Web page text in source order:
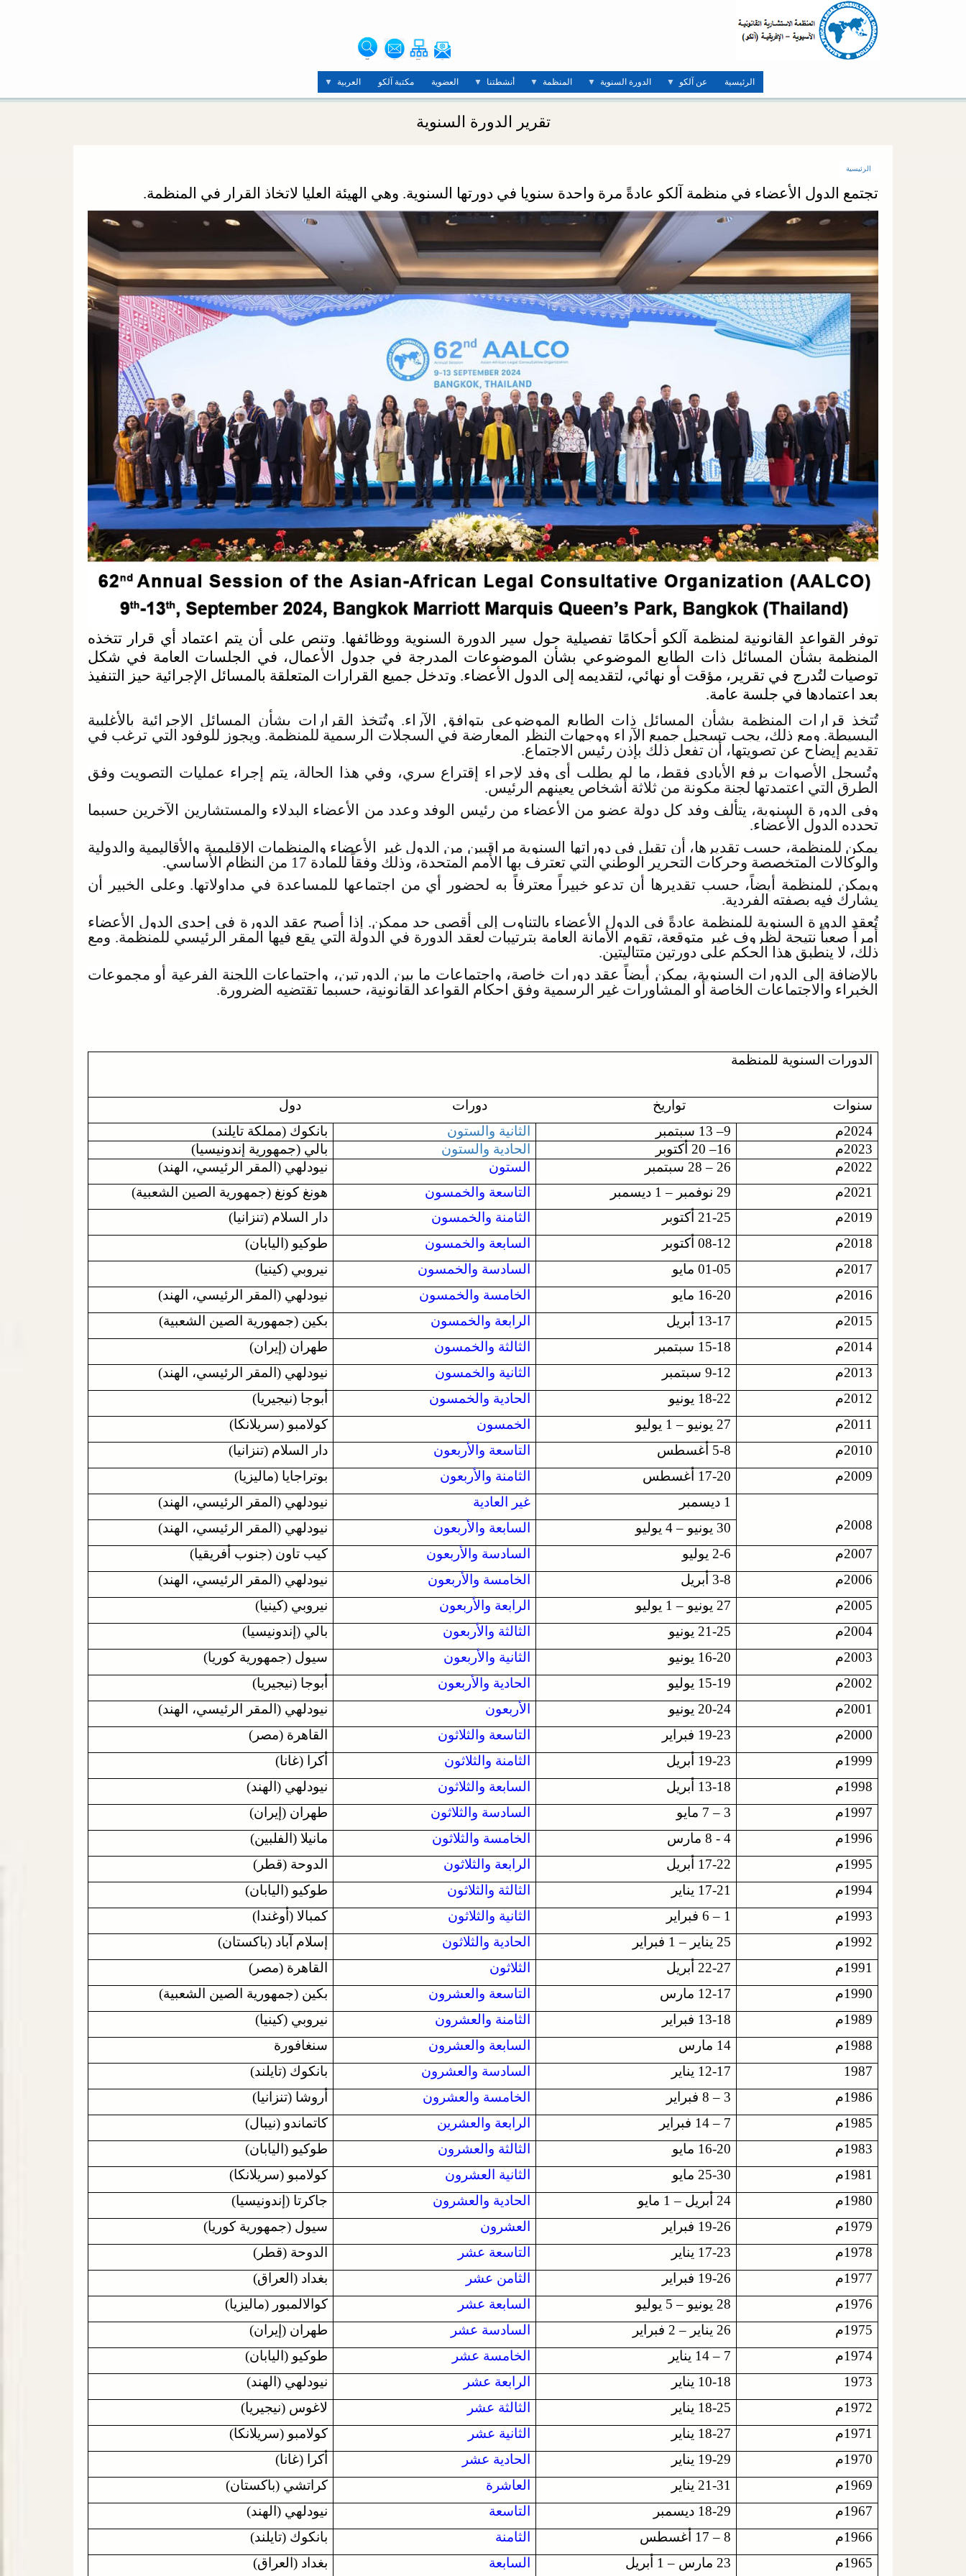
الرئيسية عن آلكو الدورة السنوية المنظمة أنشطتنا العضوية مكتبة آلكو العربية
تقرير الدورة السنوية
الرئيسية
تجتمع الدول الأعضاء في منظمة آلكو عادةً مرة واحدة سنويا في دورتها السنوية. وهي الهيئة العليا لاتخاذ القرار في المنظمة.
توفر القواعد القانونية لمنظمة آلكو أحكامًا تفصيلية حول سير الدورة السنوية ووظائفها. وتنص على أن يتم اعتماد أي قرار تتخذه
المنظمة بشأن المسائل ذات الطابع الموضوعي بشأن الموضوعات المدرجة في جدول الأعمال، في الجلسات العامة في شكل
توصيات لتُدرج في تقرير، مؤقت أو نهائي، لتقديمه إلى الدول الأعضاء. وتدخل جميع القرارات المتعلقة بالمسائل الإجرائية حيز التنفيذ
بعد اعتمادها في جلسة عامة.
تُتخذ قرارات المنظمة بشأن المسائل ذات الطابع الموضوعي بتوافق الآراء. وتُتخذ القرارات بشأن المسائل الإجرائية بالأغلبية
البسيطة. ومع ذلك، يجب تسجيل جميع الآراء ووجهات النظر المعارضة في السجلات الرسمية للمنظمة. ويجوز للوفود التي ترغب في
تقديم إيضاح عن تصويتها، أن تفعل ذلك بإذن رئيس الاجتماع.
وتُسجل الأصوات برفع الأيادي فقط، ما لم يطلب أي وفد لإجراء إقتراع سري، وفي هذا الحالة، يتم إجراء عمليات التصويت وفق
الطرق التي اعتمدتها لجنة مكونة من ثلاثة أشخاص يعينهم الرئيس.
وفي الدورة السنوية، يتألف وفد كل دولة عضو من الأعضاء من رئيس الوفد وعدد من الأعضاء البدلاء والمستشارين الآخرين حسبما
تحدده الدول الأعضاء.
يمكن للمنظمة، حسب تقديرها، أن تقبل في دوراتها السنوية مراقبين من الدول غير الأعضاء والمنظمات الإقليمية والأقاليمية والدولية
والوكالات المتخصصة وحركات التحرير الوطني التي تعترف بها الأمم المتحدة، وذلك وفقاً للمادة 17 من النظام الأساسي.
ويمكن للمنظمة أيضاً، حسب تقديرها أن تدعو خبيراً معترفاً به لحضور أي من اجتماعها للمساعدة في مداولاتها. وعلى الخبير أن
يشارك فيه بصفته الفردية.
تُعقد الدورة السنوية للمنظمة عادةً في الدول الأعضاء بالتناوب إلى أقصى حد ممكن. إذا أصبح عقد الدورة في إحدى الدول الأعضاء
أمراً صعباً نتيجة لظروف غير متوقعة، تقوم الأمانة العامة بترتيبات لعقد الدورة في الدولة التي يقع فيها المقر الرئيسي للمنظمة. ومع
ذلك، لا ينطبق هذا الحكم على دورتين متتاليتين.
بالإضافة إلى الدورات السنوية، يمكن أيضاً عقد دورات خاصة، واجتماعات ما بين الدورتين، واجتماعات اللجنة الفرعية أو مجموعات
الخبراء والاجتماعات الخاصة أو المشاورات غير الرسمية وفق احكام القواعد القانونية، حسبما تقتضيه الضرورة.
الدورات السنوية للمنظمة
سنوات تواريخ دورات دول
2024م
9– 13 سبتمبر الثانية والستون
بانكوك (مملكة تايلند)
2023م
16– 20 أكتوبر الحادية والستون
بالي (جمهورية إندونيسيا)
2022م
26 – 28 سبتمبر الستون
نيودلهي (المقر الرئيسي، الهند)
2021م
29 نوفمبر – 1 ديسمبر التاسعة والخمسون
هونغ كونغ (جمهورية الصين الشعبية)
2019م
21-25 أكتوبر الثامنة والخمسون
دار السلام (تنزانيا)
2018م
08-12 أكتوبر السابعة والخمسون
طوكيو (اليابان)
2017م
01-05 مايو السادسة والخمسون
نيروبي (كينيا)
2016م
16-20 مايو الخامسة والخمسون
نيودلهي (المقر الرئيسي، الهند)
2015م
13-17 أبريل الرابعة والخمسون
بكين (جمهورية الصين الشعبية)
2014م
15-18 سبتمبر الثالثة والخمسون
طهران (إيران)
2013م
9-12 سبتمبر الثانية والخمسون
نيودلهي (المقر الرئيسي، الهند)
2012م
18-22 يونيو الحادية والخمسون
أبوجا (نيجيريا)
2011م
27 يونيو – 1 يوليو الخمسون
كولامبو (سريلانكا)
2010م
5-8 أغسطس التاسعة والأربعون
دار السلام (تنزانيا)
2009م
17-20 أغسطس الثامنة والأربعون بوتراجايا (ماليزيا)
2008م
1 ديسمبر غير العادية
نيودلهي (المقر الرئيسي، الهند)
30 يونيو – 4 يوليو
السابعة والأربعون
نيودلهي (المقر الرئيسي، الهند)
2007م
2-6 يوليو السادسة والأربعون
كيب تاون (جنوب أفريقيا)
2006م
3-8 أبريل الخامسة والأربعون
نيودلهي (المقر الرئيسي، الهند)
2005م
27 يونيو – 1 يوليو الرابعة والأربعون
نيروبي (كينيا)
2004م
21-25 يونيو الثالثة والأربعون
بالي (إندونيسيا)
2003م
16-20 يونيو الثانية والأربعون
سيول (جمهورية كوريا)
2002م
15-19 يوليو الحادية والأربعون
أبوجا (نيجيريا)
2001م
20-24 يونيو الأربعون
نيودلهي (المقر الرئيسي، الهند)
2000م
19-23 فبراير التاسعة والثلاثون
القاهرة (مصر)
1999م
19-23 أبريل الثامنة والثلاثون
أكرا (غانا)
1998م
13-18 أبريل السابعة والثلاثون
نيودلهي (الهند)
1997م
3 – 7 مايو السادسة والثلاثون
طهران (إيران)
1996م
4 - 8 مارس الخامسة والثلاثون
مانيلا (الفلبين)
1995م
17-22 أبريل الرابعة والثلاثون
الدوحة (قطر)
1994م
17-21 يناير الثالثة والثلاثون
طوكيو (اليابان)
1993م
1 – 6 فبراير الثانية والثلاثون
كمبالا (أوغندا)
1992م
25 يناير – 1 فبراير الحادية والثلاثون
إسلام آباد (باكستان)
1991م
22-27 أبريل الثلاثون
القاهرة (مصر)
1990م
12-17 مارس التاسعة والعشرون
بكين (جمهورية الصين الشعبية)
1989م
13-18 فبراير الثامنة والعشرون
نيروبي (كينيا)
1988م
14 مارس السابعة والعشرون
سنغافورة
1987
12-17 يناير السادسة والعشرون
بانكوك (تايلند)
1986م
3 – 8 فبراير الخامسة والعشرون
أروشا (تنزانيا)
1985م
7 – 14 فبراير الرابعة والعشرين
كاتماندو (نيبال)
1983م
16-20 مايو الثالثة والعشرون
طوكيو (اليابان)
1981م
25-30 مايو الثانية العشرون
كولامبو (سريلانكا)
1980م
24 أبريل – 1 مايو الحادية والعشرون
جاكرتا (إندونيسيا)
1979م
19-26 فبراير العشرون
سيول (جمهورية كوريا)
1978م
17-23 يناير التاسعة عشر
الدوحة (قطر)
1977م
19-26 فبراير الثامن عشر
بغداد (العراق)
1976م
28 يونيو – 5 يوليو السابعة عشر
كوالالمبور (ماليزيا)
1975م
26 يناير – 2 فبراير السادسة عشر
طهران (إيران)
1974م
7 – 14 يناير الخامسة عشر
طوكيو (اليابان)
1973
10-18 يناير الرابعة عشر
نيودلهي (الهند)
1972م
18-25 يناير الثالثة عشر
لاغوس (نيجيريا)
1971م
18-27 يناير الثانية عشر
كولامبو (سريلانكا)
1970م
19-29 يناير الحادية عشر
أكرا (غانا)
1969م
21-31 يناير العاشرة
كراتشي (باكستان)
1967م
18-29 ديسمبر التاسعة
نيودلهي (الهند)
1966م
8 – 17 أغسطس الثامنة
بانكوك (تايلند)
1965م
23 مارس – 1 أبريل السابعة بغداد (العراق)